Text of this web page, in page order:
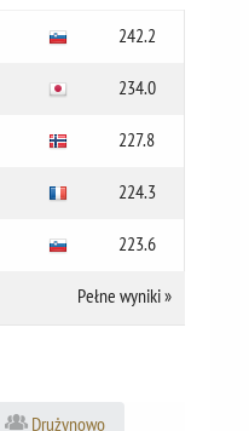
242.2
234.0
227.8
224.3
223.6
Pełne wyniki»
Drużynowo